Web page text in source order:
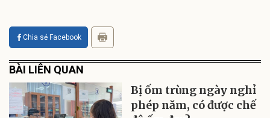
Chia sẻ Facebook
BÀI LIÊN QUAN
Bị ốm trùng ngày nghỉ
phép năm, có được chế